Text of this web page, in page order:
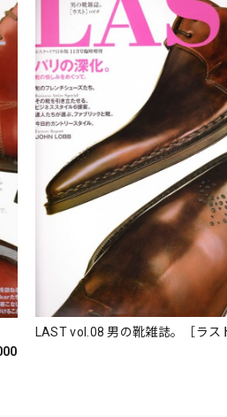
LAST vol.08 男の靴雑誌。［ラ